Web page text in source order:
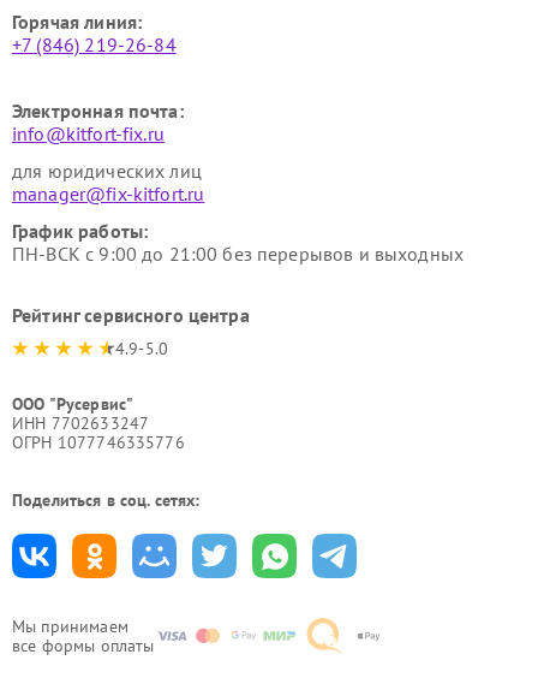
Мы принимаем
все формы оплаты
Горячая линия:
+7 (846) 219-26-84
Электронная почта:
info@kitfort-fix.ru
для юридических лиц
manager@fix-kitfort.ru
График работы:
ПН-ВСК с 9:00 до 21:00 без перерывов и выходных
Рейтинг сервисного центра
4.9-5.0
ООО "Русервис"
ИНН 7702633247
ОГРН 1077746335776
Поделиться в соц. сетях: